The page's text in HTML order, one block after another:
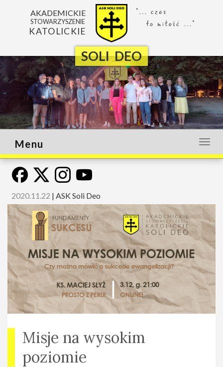
SOLI DEO
AKADEMICKIE
STOWARZYSZENIE
KATOLICKIE
lub
Menu
2020.11.22 | ASK Soli Deo
Misje na wysokim
poziomie